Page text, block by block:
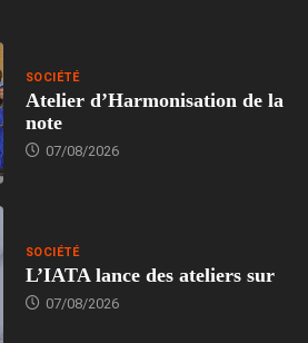
SOCIÉTÉ
Atelier d’Harmonisation de la
note
07/08/2026
SOCIÉTÉ
L’IATA lance des ateliers sur
07/08/2026